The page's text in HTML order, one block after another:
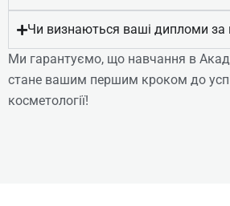
Чи визнаються ваші дипломи за
Ми гарантуємо, що навчання в
стане вашим першим кроком до
косметології!